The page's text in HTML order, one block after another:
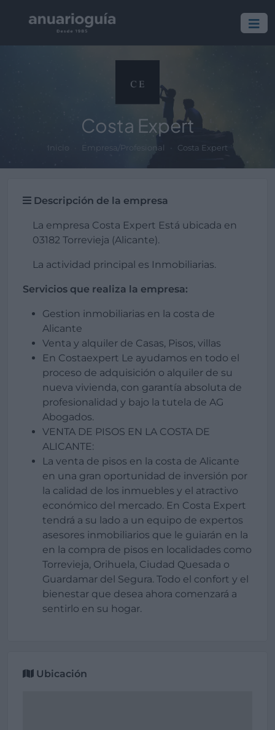
Costa Expert
Inicio Empresa/Profesional Costa Expert
Descripción de la empresa
La empresa Costa Expert Está ubicada en
03182 Torrevieja (Alicante).
La actividad principal es Inmobiliarias.
Servicios que realiza la empresa:
Gestion inmobiliarias en la costa de
Alicante
Venta y alquiler de Casas, Pisos, villas
En Costaexpert Le ayudamos en todo el
proceso de adquisición o alquiler de su
nueva vivienda, con garantía absoluta de
profesionalidad y bajo la tutela de AG
Abogados.
VENTA DE PISOS EN LA COSTA DE
ALICANTE:
La venta de pisos en la costa de Alicante
en una gran oportunidad de inversión por
la calidad de los inmuebles y el atractivo
económico del mercado. En Costa Expert
tendrá a su lado a un equipo de expertos
asesores inmobiliarios que le guiarán en la
en la compra de pisos en localidades como
Torrevieja, Orihuela, Ciudad Quesada o
Guardamar del Segura. Todo el confort y el
bienestar que desea ahora comenzará a
sentirlo en su hogar.
Ubicación